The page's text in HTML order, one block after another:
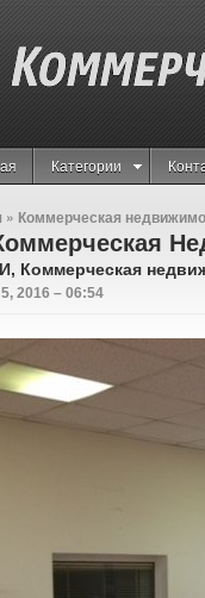
Категории
» Коммерческая
Коммерческая
2016 – 06:54